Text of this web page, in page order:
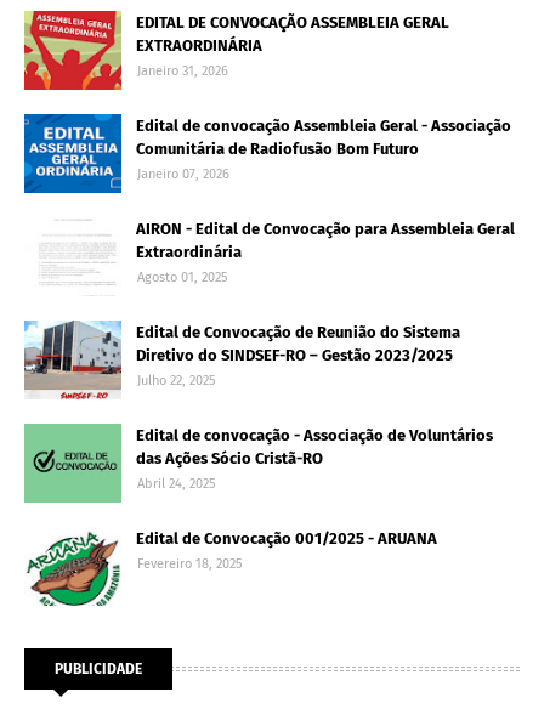
EDITAL DE CONVOCAÇÃO ASSEMBLEIA GERAL
EXTRAORDINÁRIA
Janeiro 31, 2026
Edital de convocação Assembleia Geral - Associação
Comunitária de Radiofusão Bom Futuro
Janeiro 07, 2026
AIRON - Edital de Convocação para Assembleia Geral
Extraordinária
Agosto 01, 2025
Edital de Convocação de Reunião do Sistema
Diretivo do SINDSEF-RO – Gestão 2023/2025
Julho 22, 2025
Edital de convocação - Associação de Voluntários
das Ações Sócio Cristã-RO
Abril 24, 2025
Edital de Convocação 001/2025 - ARUANA
Fevereiro 18, 2025
PUBLICIDADE